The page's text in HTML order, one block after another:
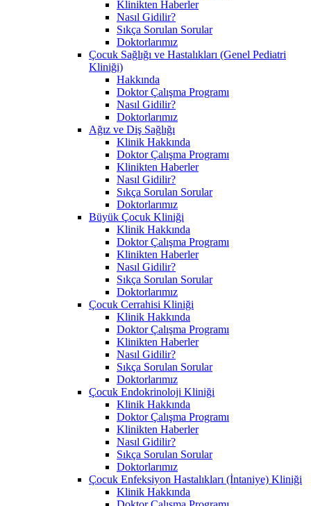
Klinikten Haberler
Nasıl Gidilir?
Sıkça Sorulan Sorular
Doktorlarımız
Çocuk Sağlığı ve Hastalıkları (Genel Pediatri
Kliniği)
Hakkında
Doktor Çalışma Programı
Nasıl Gidilir?
Doktorlarımız
Ağız ve Diş Sağlığı
Klinik Hakkında
Doktor Çalışma Programı
Klinikten Haberler
Nasıl Gidilir?
Sıkça Sorulan Sorular
Doktorlarımız
Büyük Çocuk Kliniği
Klinik Hakkında
Doktor Çalışma Programı
Klinikten Haberler
Nasıl Gidilir?
Sıkça Sorulan Sorular
Doktorlarımız
Çocuk Cerrahisi Kliniği
Klinik Hakkında
Doktor Çalışma Programı
Klinikten Haberler
Nasıl Gidilir?
Sıkça Sorulan Sorular
Doktorlarımız
Çocuk Endokrinoloji Kliniği
Klinik Hakkında
Doktor Çalışma Programı
Klinikten Haberler
Nasıl Gidilir?
Sıkça Sorulan Sorular
Doktorlarımız
Çocuk Enfeksiyon Hastalıkları (İntaniye) Kliniği
Klinik Hakkında